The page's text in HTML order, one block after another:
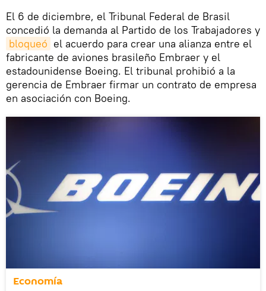
El 6 de diciembre, el Tribunal Federal de Brasil
concedió la demanda al Partido de los Trabajadores y
bloqueó el acuerdo para crear una alianza entre el
fabricante de aviones brasileño Embraer y el
estadounidense Boeing. El tribunal prohibió a la
gerencia de Embraer firmar un contrato de empresa
en asociación con Boeing.
Economía